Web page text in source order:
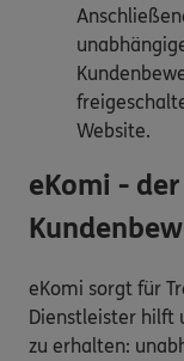
Website.
eKomi -
eKomi sorgt für
Dienstleister hilft
zu erhalten: